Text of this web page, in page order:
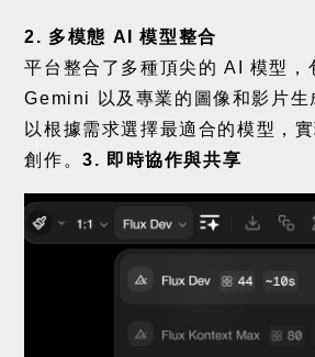
2. 多模態 AI模型整合
平台整合了多種頂尖的 AI 模型，
Gemini
以及專業的圖像和影片
以根據需求選擇最適合的模型，
創作。3. 即時協作與共享